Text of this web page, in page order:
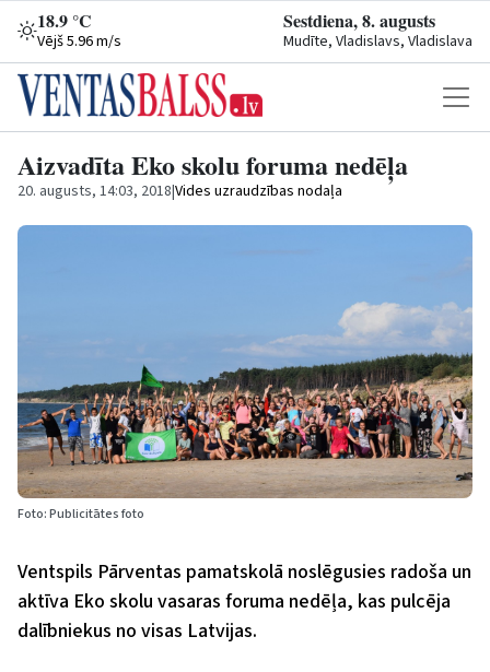
18.9 °C
Vējš 5.96 m/s
Sestdiena, 8. augusts
Mudīte, Vladislavs, Vladislava
Aizvadīta Eko skolu foruma nedēļa
20. augusts, 14:03, 2018|Vides uzraudzības nodaļa
Foto: Publicitātes foto
Ventspils Pārventas pamatskolā noslēgusies radoša un
aktīva Eko skolu vasaras foruma nedēļa, kas pulcēja
dalībniekus no visas Latvijas.